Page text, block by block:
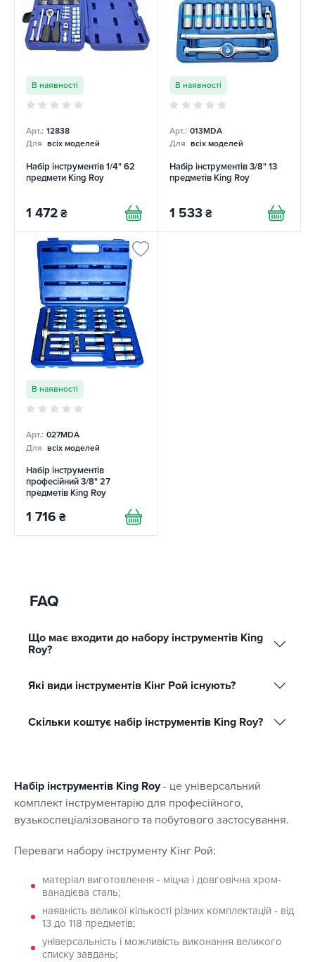
В наявності
Арт.: 12838
Для всіх моделей
Набір інструментів 1/4" 62
предмети King Roy
1 472 ₴
В наявності
Арт.: 013MDA
Для всіх моделей
Набір інструментів 3/8" 13
предметів King Roy
1 533 ₴
В наявності
Арт.: 027MDA
Для всіх моделей
Набір інструментів
професійний 3/8" 27
предметів King Roy
1 716 ₴
FAQ
Що має входити до набору інструментів King
Roy?
Які види інструментів Кінг Рой існують?
Скільки коштує набір інструментів King Roy?
Набір інструментів King Roy- це універсальний
комплект інструментарію для професійного,
вузькоспеціалізованого та побутового застосування.
Переваги набору інструменту Кінг Рой:
матеріал виготовлення - міцна і довговічна хром-
ванадієва сталь;
наявність великої кількості різних комплектацій - від
13 до 118 предметів;
універсальність і можливість виконання великого
списку завдань;